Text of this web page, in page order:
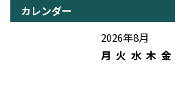
カレンダー
2026年8月
月 火 水 木 金